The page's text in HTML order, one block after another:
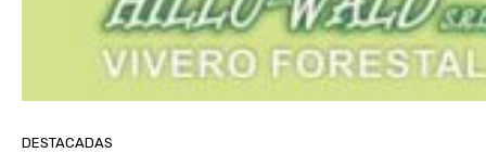
DESTACADAS